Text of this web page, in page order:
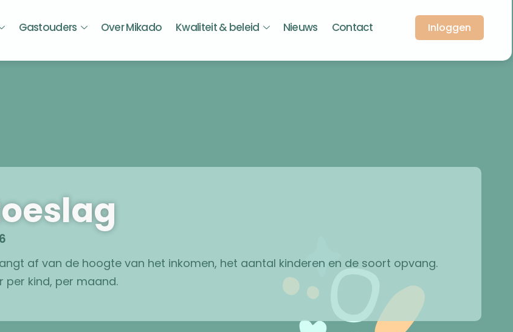
Gastouders Over Mikado Kwaliteit & beleid Nieuws Contact Inloggen
af van de hoogte van het inkomen, het aantal kinderen en de soort opvang.
per kind, per maand.